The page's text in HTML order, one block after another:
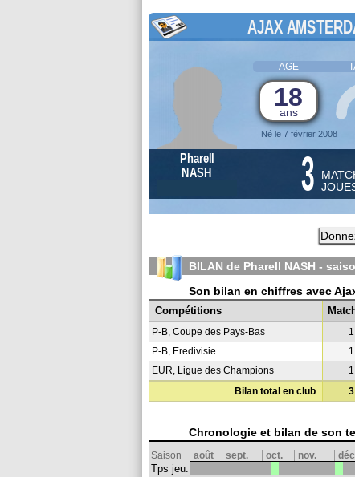
AJAX
AGE
18
ans
Né le 7 février 2008
Pharell
NASH
3
BILAN de Pharell NASH -
Son bilan en chiffres avec
Compétitions
P-B, Coupe des Pays-Bas 1
P-B, Eredivisie
1
EUR, Ligue des Champions
1
Bilan total en club
3
Chronologie et bilan de son
Saison août sept. oct. nov.
Tps jeu: